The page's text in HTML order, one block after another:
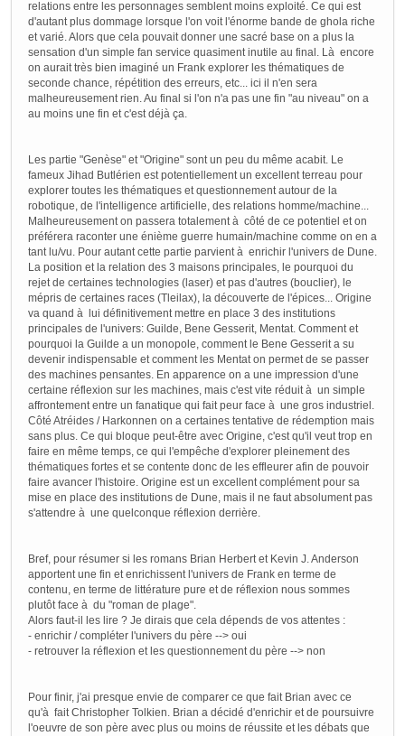
relations entre les personnages semblent moins exploité. Ce qui est
d'autant plus dommage lorsque l'on voit l'énorme bande de ghola riche
et varié. Alors que cela pouvait donner une sacré base on a plus la
sensation d'un simple fan service quasiment inutile au final. Là encore
on aurait très bien imaginé un Frank explorer les thématiques de
seconde chance, répétition des erreurs, etc... ici il n'en sera
malheureusement rien. Au final si l'on n'a pas une fin "au niveau" on a
au moins une fin et c'est déjà ça.
Les partie "Genèse" et "Origine" sont un peu du même acabit. Le
fameux Jihad Butlérien est potentiellement un excellent terreau pour
explorer toutes les thématiques et questionnement autour de la
robotique, de l'intelligence artificielle, des relations homme/machine...
Malheureusement on passera totalement à côté de ce potentiel et on
préférera raconter une énième guerre humain/machine comme on en a
tant lu/vu. Pour autant cette partie parvient à enrichir l'univers de Dune.
La position et la relation des 3 maisons principales, le pourquoi du
rejet de certaines technologies (laser) et pas d'autres (bouclier), le
mépris de certaines races (Tleilax), la découverte de l'épices... Origine
va quand à lui définitivement mettre en place 3 des institutions
principales de l'univers: Guilde, Bene Gesserit, Mentat. Comment et
pourquoi la Guilde a un monopole, comment le Bene Gesserit a su
devenir indispensable et comment les Mentat on permet de se passer
des machines pensantes. En apparence on a une impression d'une
certaine réflexion sur les machines, mais c'est vite réduit à un simple
affrontement entre un fanatique qui fait peur face à une gros industriel.
Côté Atréides / Harkonnen on a certaines tentative de rédemption mais
sans plus. Ce qui bloque peut-être avec Origine, c'est qu'il veut trop en
faire en même temps, ce qui l'empêche d'explorer pleinement des
thématiques fortes et se contente donc de les effleurer afin de pouvoir
faire avancer l'histoire. Origine est un excellent complément pour sa
mise en place des institutions de Dune, mais il ne faut absolument pas
s'attendre à une quelconque réflexion derrière.
Bref, pour résumer si les romans Brian Herbert et Kevin J. Anderson
apportent une fin et enrichissent l'univers de Frank en terme de
contenu, en terme de littérature pure et de réflexion nous sommes
plutôt face à du "roman de plage".
Alors faut-il les lire ? Je dirais que cela dépends de vos attentes :
- enrichir / compléter l'univers du père --> oui
- retrouver la réflexion et les questionnement du père --> non
Pour finir, j'ai presque envie de comparer ce que fait Brian avec ce
qu'à fait Christopher Tolkien. Brian a décidé d'enrichir et de poursuivre
l'oeuvre de son père avec plus ou moins de réussite et les débats que